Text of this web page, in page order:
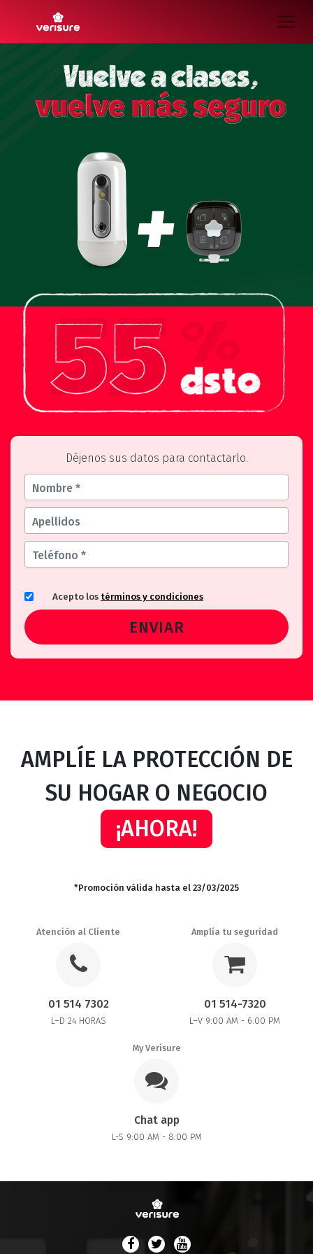
Déjenos sus datos para contactarlo.
Acepto los términos y condiciones
AMPLÍE LA PROTECCIÓN DE
SU HOGAR O NEGOCIO
¡AHORA!
*Promoción válida hasta el 23/03/2025
Atención al Cliente
01 514 7302
L–D 24 HORAS
Amplía tu seguridad
01 514-7320
L–V 9:00 AM - 6:00 PM
My Verisure
Chat app
L-S 9:00 AM - 8:00 PM